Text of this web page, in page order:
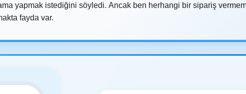
yapmak istediğini söyledi. Ancak ben herhangi bir sipariş
fayda var.